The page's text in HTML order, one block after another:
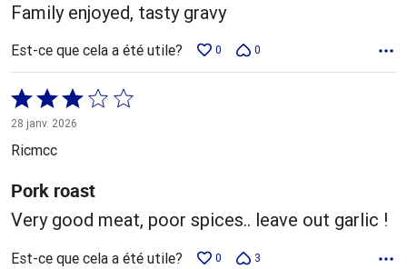
Family enjoyed, tasty gravy
Est-ce que cela a été utile? 0 0
Coté
3 sur
5
28 janv. 2026
Ricmcc
Pork roast
Very good meat, poor spices.. leave out garlic !
Est-ce que cela a été utile? 0 3